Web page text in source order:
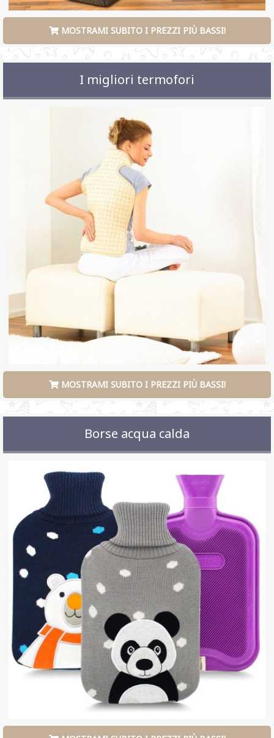
MOSTRAMI SUBITO I PREZZI PIÙ BASSI!
I migliori termofori
MOSTRAMI SUBITO I PREZZI PIÙ BASSI!
Borse acqua calda